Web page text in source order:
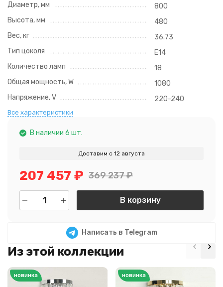
Диаметр, мм
800
Высота, мм
480
Вес, кг
36.73
Тип цоколя
E14
Количество ламп
18
Общая мощность, W
1080
Напряжение, V
220-240
Все характеристики
В наличии 6 шт.
Доставим с 12 августа
207 457 ₽ 369 237₽
В корзину
Написать в Telegram
Из этой коллекции
новинка новинка